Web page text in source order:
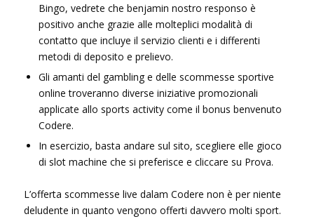
Bingo, vedrete che benjamin nostro responso è
positivo anche grazie alle molteplici modalità di
contatto que incluye il servizio clienti e i differenti
metodi di deposito e prelievo.
Gli amanti del gambling e delle scommesse sportive
online troveranno diverse iniziative promozionali
applicate allo sports activity come il bonus benvenuto
Codere.
In esercizio, basta andare sul sito, scegliere elle gioco
di slot machine che si preferisce e cliccare su Prova.
L’offerta scommesse live dalam Codere non è per niente
deludente in quanto vengono offerti davvero molti sport.